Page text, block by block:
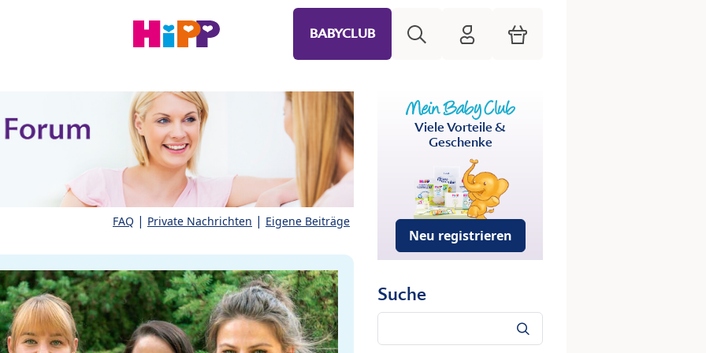
BABYCLUB HiPP Mein Babyclub
Warenkorb
FAQ | Private Nachrichten | Eigene Beiträge
Viele Vorteile &
Geschenke
Neu registrieren
Suche